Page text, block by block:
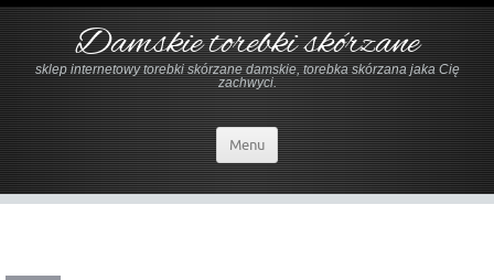
Damskie torebki skórzane
sklep internetowy torebki skórzane damskie, torebka skórzana jaka Cię
zachwyci.
Menu